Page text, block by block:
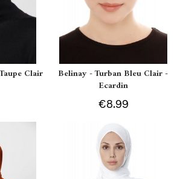
Clair
Belinay - Turban Bleu Clair -
Ecardin
€8.99